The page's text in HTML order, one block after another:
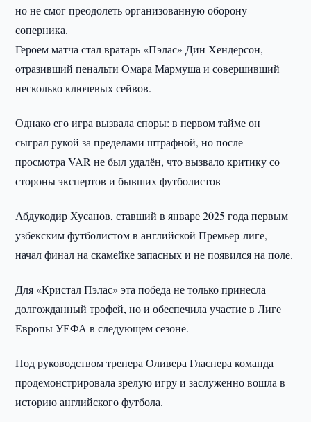
но не смог преодолеть организованную оборону
соперника.
Героем матча стал вратарь «Пэлас» Дин Хендерсон,
отразивший пенальти Омара Мармуша и совершивший
несколько ключевых сейвов.
Однако его игра вызвала споры: в первом тайме он
сыграл рукой за пределами штрафной, но после
просмотра VAR не был удалён, что вызвало критику со
стороны экспертов и бывших футболистов
Абдукодир Хусанов, ставший в январе 2025 года первым
узбекским футболистом в английской Премьер-лиге,
начал финал на скамейке запасных и не появился на поле.
Для «Кристал Пэлас» эта победа не только принесла
долгожданный трофей, но и обеспечила участие в Лиге
Европы УЕФА в следующем сезоне.
Под руководством тренера Оливера Гласнера команда
продемонстрировала зрелую игру и заслуженно вошла в
историю английского футбола.